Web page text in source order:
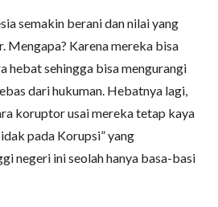
semakin berani dan nilai yang
Mengapa? Karena mereka bisa
hebat sehingga bisa mengurangi
dari hukuman. Hebatnya lagi,
koruptor usai mereka tetap kaya
pada Korupsi” yang
negeri ini seolah hanya basa-basi